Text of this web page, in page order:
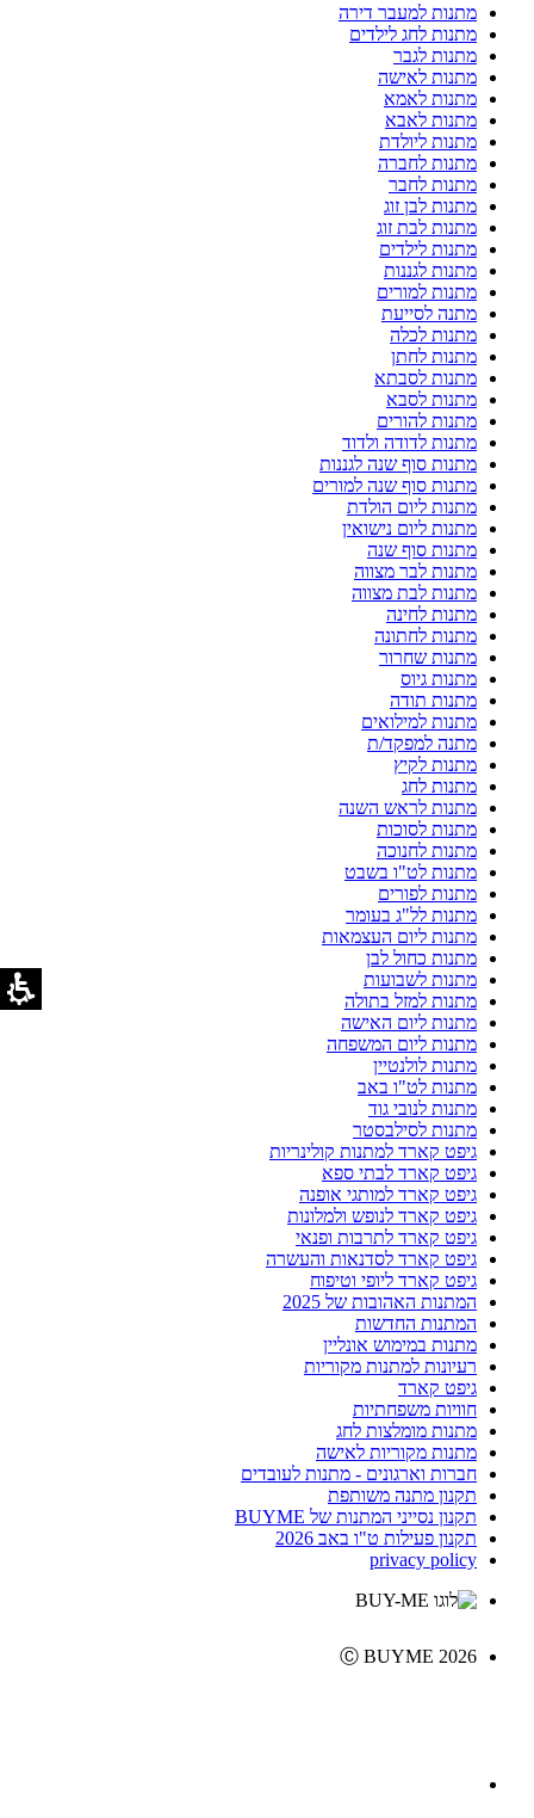
מתנות למעבר דירה
מתנות לחג לילדים
מתנות לגבר
מתנות לאישה
מתנות לאמא
מתנות לאבא
מתנות ליולדת
מתנות לחברה
מתנות לחבר
מתנות לבן זוג
מתנות לבת זוג
מתנות לילדים
מתנות לגננות
מתנות למורים
מתנה לסייעת
מתנות לכלה
מתנות לחתן
מתנות לסבתא
מתנות לסבא
מתנות להורים
מתנות לדודה ולדוד
מתנות סוף שנה לגננות
מתנות סוף שנה למורים
מתנות ליום הולדת
מתנות ליום נישואין
מתנות סוף שנה
מתנות לבר מצווה
מתנות לבת מצווה
מתנות לחינה
מתנות לחתונה
מתנות שחרור
מתנות גיוס
מתנות תודה
מתנות למילואים
מתנה למפקד/ת
מתנות לקיץ
מתנות לחג
מתנות לראש השנה
מתנות לסוכות
מתנות לחנוכה
מתנות לט"ו בשבט
מתנות לפורים
מתנות לל"ג בעומר
מתנות ליום העצמאות
מתנות כחול לבן
מתנות לשבועות
מתנות למזל בתולה
מתנות ליום האישה
מתנות ליום המשפחה
מתנות לולנטיין
מתנות לט"ו באב
מתנות לנובי גוד
מתנות לסילבסטר
גיפט קארד למתנות קולינריות
גיפט קארד לבתי ספא
גיפט קארד למותגי אופנה
גיפט קארד לנופש ולמלונות
גיפט קארד לתרבות ופנאי
גיפט קארד לסדנאות והעשרה
גיפט קארד ליופי וטיפוח
המתנות האהובות של 2025
המתנות החדשות
מתנות במימוש אונליין
רעיונות למתנות מקוריות
גיפט קארד
חוויות משפחתיות
מתנות מומלצות לחג
מתנות מקוריות לאישה
חברות וארגונים - מתנות לעובדים
תקנון מתנה משותפת
תקנון נסייני המתנות של BUYME
תקנון פעילות ט"ו באב 2026
privacy policy
Ⓒ BUYME 2026